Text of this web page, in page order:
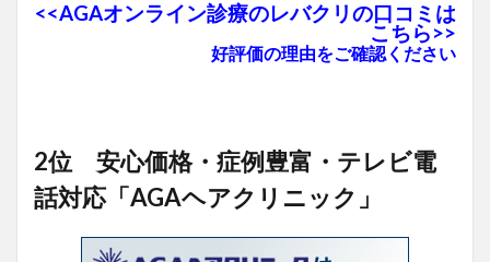
<<AGAオンライン診療のレバクリの口コミは
こちら>>
好評価の理由をご確認ください
2位 安心価格・症例豊富・テレビ電
話対応「AGAヘアクリニック」